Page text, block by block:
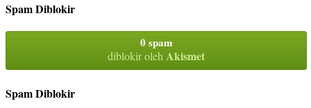
Spam Diblokir
0 spam
diblokir olehAkismet
Spam Diblokir